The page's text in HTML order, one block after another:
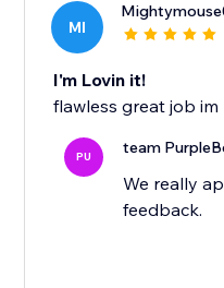
MI
I'm Lovin it!
flawless great job im
PU team
We really
feedback.